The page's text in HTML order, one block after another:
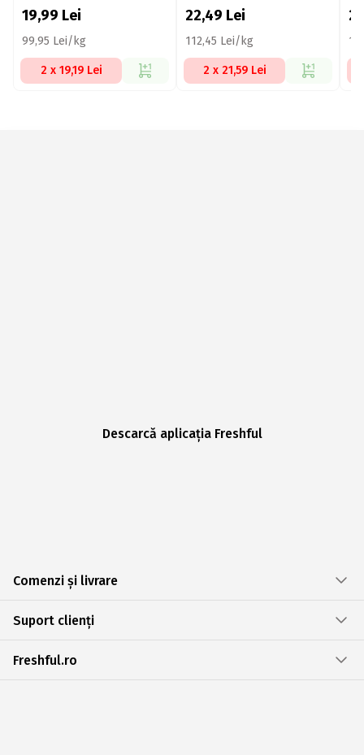
19,99 Lei
99,95 Lei/kg
2 x 19,19 Lei
22,49 Lei
112,45 Lei/kg
2 x 21,59 Lei
Descarcă aplicația Freshful
Comenzi și livrare
Suport clienți
Freshful.ro